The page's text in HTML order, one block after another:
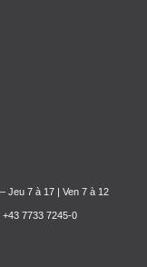
Jeu 7 à 17 | Ven 7 à 12
+43 7733 7245-0